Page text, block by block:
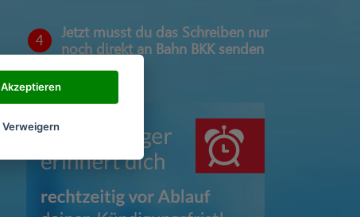
4
Jetzt musst du das Schreiben nur
noch direkt an Bahn BKK senden
Akzeptieren
Verweigern